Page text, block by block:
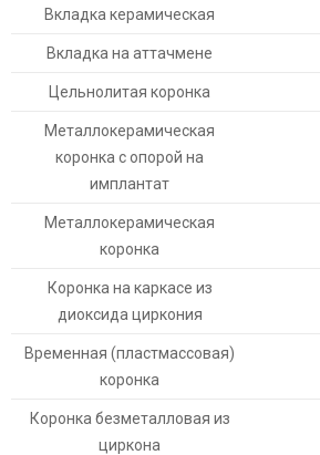
Вкладка керамическая
Вкладка на аттачмене
Цельнолитая коронка
Металлокерамическая
коронка с опорой на
имплантат
Металлокерамическая
коронка
Коронка на каркасе из
диоксида циркония
Временная (пластмассовая)
коронка
Коронка безметалловая из
циркона